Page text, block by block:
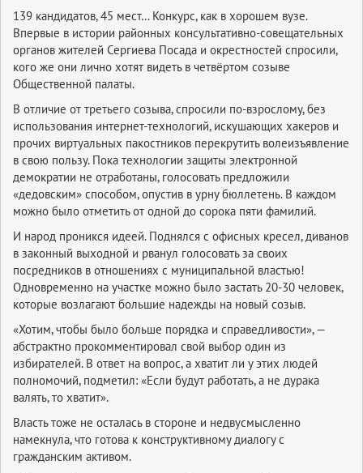
139 кандидатов, 45 мест… Конкурс, как в хорошем вузе.
Впервые в истории районных консультативно-совещательных
органов жителей Сергиева Посада и окрестностей спросили,
кого же они лично хотят видеть в четвёртом созыве
Общественной палаты.
В отличие от третьего созыва, спросили по-взрослому, без
использования интернет-технологий, искушающих хакеров и
прочих виртуальных пакостников перекрутить волеизъявление
в свою пользу. Пока технологии защиты электронной
демократии не отработаны, голосовать предложили
«дедовским» способом, опустив в урну бюллетень. В каждом
можно было отметить от одной до сорока пяти фамилий.
И народ проникся идеей. Поднялся с офисных кресел, диванов
в законный выходной и рванул голосовать за своих
посредников в отношениях с муниципальной властью!
Одновременно на участке можно было застать 20-30 человек,
которые возлагают большие надежды на новый созыв.
«Хотим, чтобы было больше порядка и справедливости», —
абстрактно прокомментировал свой выбор один из
избирателей. В ответ на вопрос, а хватит ли у этих людей
полномочий, подметил: «Если будут работать, а не дурака
валять, то хватит».
Власть тоже не осталась в стороне и недвусмысленно
намекнула, что готова к конструктивному диалогу с
гражданским активом.